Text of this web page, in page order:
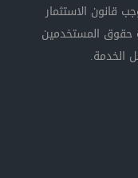
قانون الاستثمار
وذلك لحماية حقوق المستخدمين
الخدمة.